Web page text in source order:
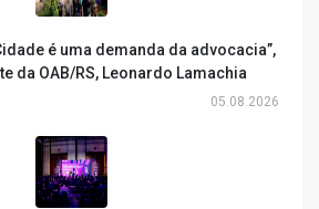
é uma demanda da advocacia”,
da OAB/RS, Leonardo Lamachia
05.08.2026